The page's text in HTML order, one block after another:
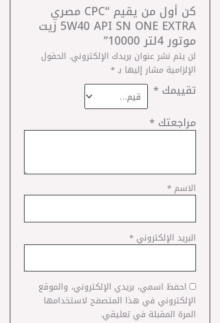
كن أول من يقيم “CPC مصري
5W40 API SN ONE EXTRA زيت
موتور 4لتر 10000”
لن يتم نشر عنوان بريدك الإلكتروني. الحقول
الإلزامية مشار إليها بـ*
تقييمك*
مراجعتك*
الاسم*
البريد الإلكتروني*
احفظ اسمي، بريدي الإلكتروني، والموقع
الإلكتروني في هذا المتصفح لاستخدامها
المرة المقبلة في تعليقي.